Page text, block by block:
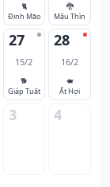
🐈
Đinh Mão
🐉
Mậu Thìn
27
15/2
🐕
Giáp Tuất
28
16/2
🐖
Ất Hợi
3 4